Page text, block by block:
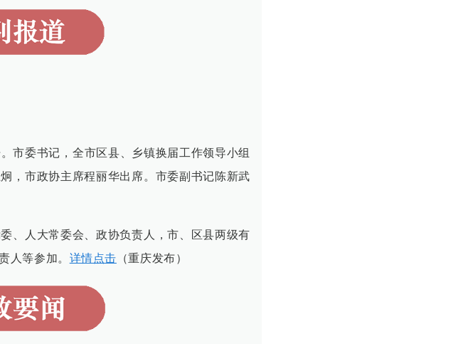
市委书记，全市区县、乡镇换届工作领导小组
，市政协主席程丽华出席。市委副书记陈新武
、人大常委会、政协负责人，市、区县两级有
人等参加。 详情点击 （重庆发布）